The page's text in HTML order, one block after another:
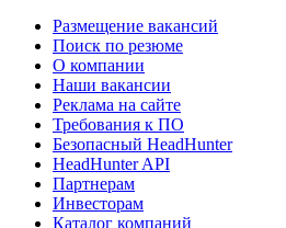
Размещение вакансий
Поиск по резюме
О компании
Наши вакансии
Реклама на сайте
Требования к ПО
Безопасный HeadHunter
HeadHunter API
Партнерам
Инвесторам
Каталог компаний